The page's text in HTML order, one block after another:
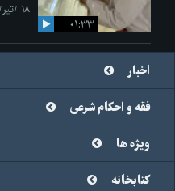
۰۱:۳۳
۱۸ /تیر/ ۱۴۰۵
اخبار
فقه و احکام شرعی
ویژه ها
کتابخانه